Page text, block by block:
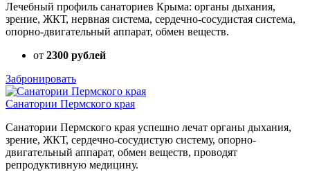
Лечебный профиль санаториев Крыма: органы дыхания,
зрение, ЖКТ, нервная система, сердечно-сосудистая система,
опорно-двигательный аппарат, обмен веществ.
от 2300 рублей
Забронировать
Санатории Пермского края
Санатории Пермского края успешно лечат органы дыхания,
зрение, ЖКТ, сердечно-сосудистую систему, опорно-
двигательный аппарат, обмен веществ, проводят
репродуктивную медицину.